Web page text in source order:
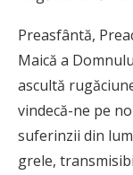
Preasfântă,
Maică a
ascultă
vindecă-ne pe
suferinzii din
grele,